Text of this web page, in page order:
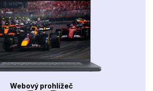
Webový prohlížeč